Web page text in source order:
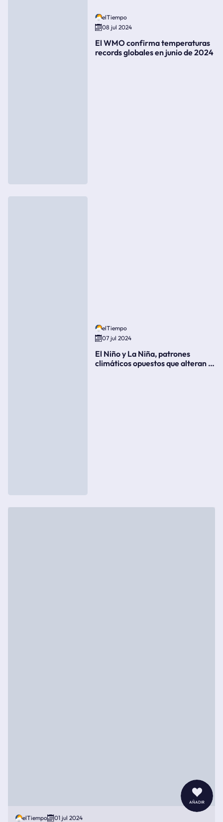
añadir
elTiempo
08 jul 2024
El WMO confirma temperaturas
records globales en junio de 2024
elTiempo
07 jul 2024
El Niño y La Niña, patrones
climáticos opuestos que alteran la
elTiempo 01 jul 2024